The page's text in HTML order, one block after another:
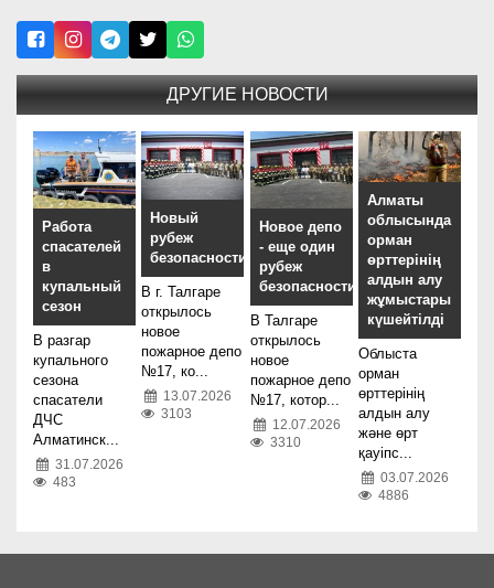
ДРУГИЕ НОВОСТИ
Работа
спасателей
в
купальный
сезон
В разгар
купального
сезона
спасатели
ДЧС
Алматинск...
31.07.2026
483
Новый
рубеж
безопасности
В г. Талгаре
открылось
новое
пожарное депо
№17, ко...
13.07.2026
3103
Новое депо
- еще один
рубеж
безопасности
В Талгаре
открылось
новое
пожарное депо
№17, котор...
12.07.2026
3310
Алматы
облысында
орман
өрттерінің
алдын алу
жұмыстары
күшейтілді
Облыста
орман
өрттерінің
алдын алу
және өрт
қауіпс...
03.07.2026
4886